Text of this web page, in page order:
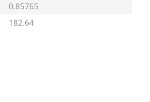
0.85765
182.64